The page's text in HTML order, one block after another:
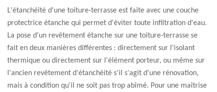
L'étanchéité d'une toiture-terrasse est faite avec une couche
protectrice étanche qui permet d'éviter toute infiltration d'eau.
La pose d'un revêtement étanche sur une toiture-terrasse se
fait en deux manières différentes : directement sur l'isolant
thermique ou directement sur l'élément porteur, ou même sur
l'ancien revêtement d'étanchéité s'il s'agit d'une rénovation,
mais à condition qu'il ne soit pas trop abîmé. Pour une maîtrise